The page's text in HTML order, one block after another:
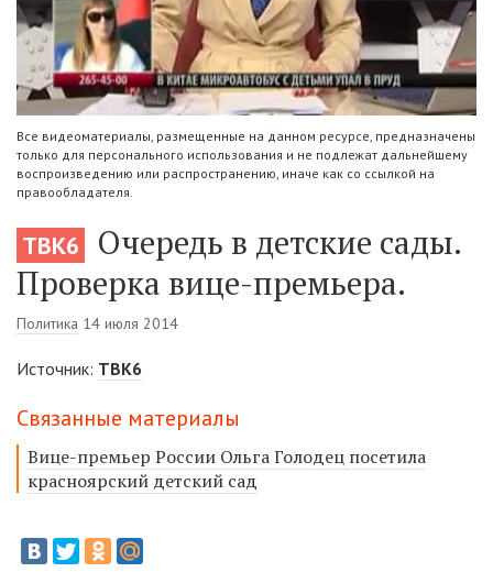
Все видеоматериалы, размещенные на данном ресурсе, предназначены
только для персонального использования и не подлежат дальнейшему
воспроизведению или распространению, иначе как со ссылкой на
правообладателя.
ТВК6
Очередь в детские сады.
Проверка вице-премьера.
Политика 14 июля 2014
Источник: ТВК6
Связанные материалы
Вице-премьер России Ольга Голодец посетила
красноярский детский сад